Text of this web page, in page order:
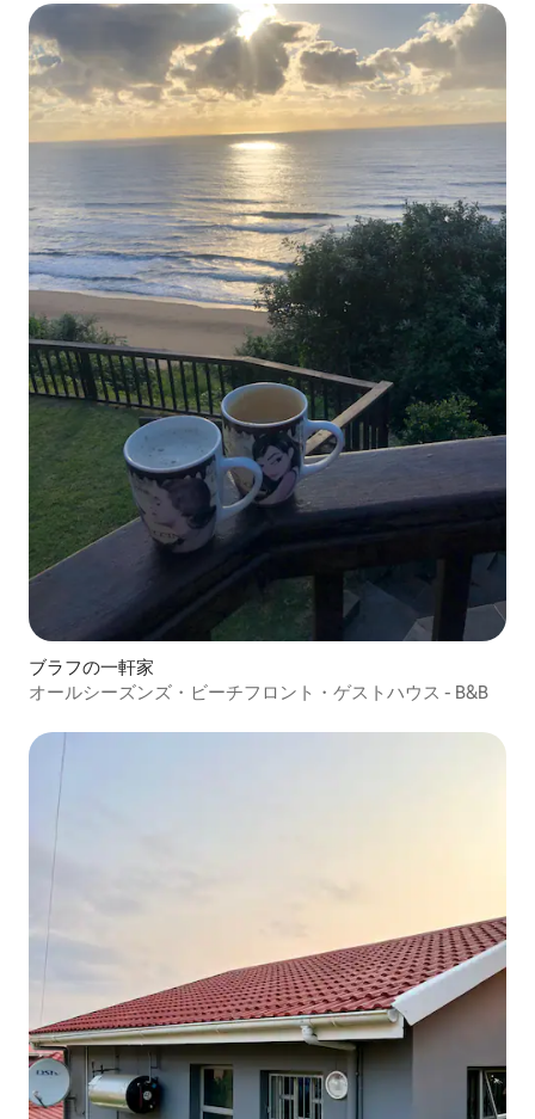
ブラフの一軒家
オールシーズンズ・ビーチフロント・ゲストハウス - B&B